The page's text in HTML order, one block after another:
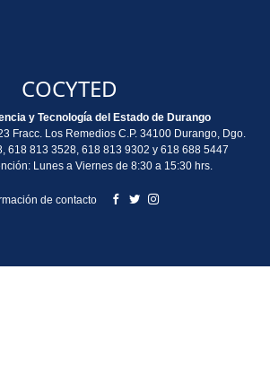
COCYTED
y Tecnología del Estado de Durango
Fracc. Los Remedios C.P. 34100 Durango, Dgo.
618 813 3528, 618 813 9302 y 618 688 5447
Lunes a Viernes de 8:30 a 15:30 hrs.
de contacto